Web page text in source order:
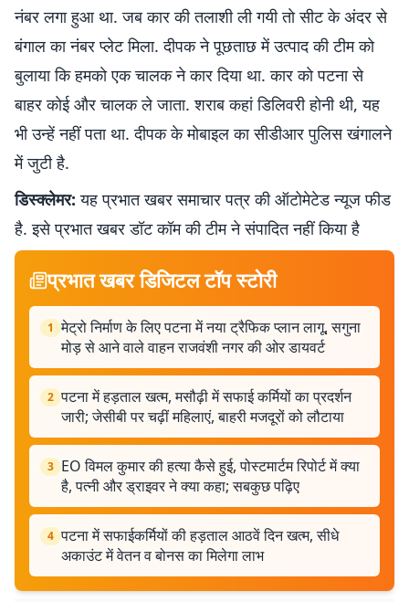
नंबर लगा हुआ था. जब कार की तलाशी ली गयी ताे सीट के अंदर से
बंगाल का नंबर प्लेट मिला. दीपक ने पूछताछ में उत्पाद की टीम काे
बुलाया कि हमकाे एक चालक ने कार दिया था. कार काे पटना से
बाहर काेई और चालक ले जाता. शराब कहां डिलिवरी होनी थी, यह
भी उन्हें नहीं पता था. दीपक के माेबाइल का सीडीआर पुलिस खंगालने
में जुटी है.
डिस्क्लेमर: यह प्रभात खबर समाचार पत्र की ऑटोमेटेड न्यूज फीड
है. इसे प्रभात खबर डॉट कॉम की टीम ने संपादित नहीं किया है
प्रभात खबर डिजिटल टॉप स्टोरी
1 मेट्रो निर्माण के लिए पटना में नया ट्रैफिक प्लान लागू, सगुना
मोड़ से आने वाले वाहन राजवंशी नगर की ओर डायवर्ट
2 पटना में हड़ताल खत्म, मसौढ़ी में सफाई कर्मियों का प्रदर्शन
जारी; जेसीबी पर चढ़ीं महिलाएं, बाहरी मजदूरों को लौटाया
3 EO विमल कुमार की हत्या कैसे हुई, पोस्टमार्टम रिपोर्ट में क्या
है, पत्नी और ड्राइवर ने क्या कहा; सबकुछ पढ़िए
4 पटना में सफाईकर्मियों की हड़ताल आठवें दिन खत्म, सीधे
अकाउंट में वेतन व बोनस का मिलेगा लाभ